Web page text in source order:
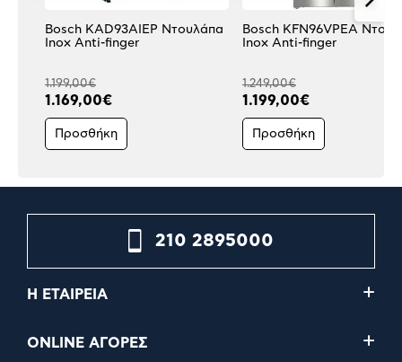
Bosch KAD93AIEP Ντουλάπα
Inox Anti-finger
1.199,00€
1.169,00€
Προσθήκη
Bosch KFN96VPEA
Inox Anti-finger
1.249,00€
1.199,00€
Προσθήκη
210 2895000
Η ΕΤΑΙΡΕΙΑ
ONLINE ΑΓΟΡΕΣ